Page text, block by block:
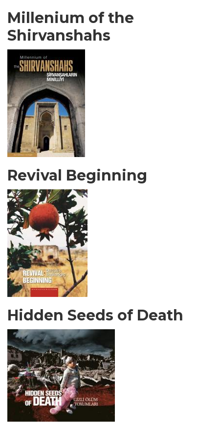
Millenium of the
Shirvanshahs
Revival Beginning
Hidden Seeds of Death